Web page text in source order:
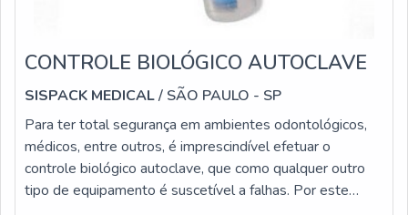
CONTROLE BIOLÓGICO AUTOCLAVE
SISPACK MEDICAL/ SÃO PAULO - SP
Para ter total segurança em ambientes odontológicos,
médicos, entre outros, é imprescindível efetuar o
controle biológico autoclave, que como qualquer outro
tipo de equipamento é suscetível a falhas. Por este